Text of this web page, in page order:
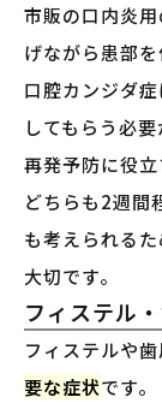
市販の口内炎
げながら患部を
口腔カンジダ
してもらう必
再発予防に役立
どちらも2週間
も考えられる
大切です。
フィステル
フィステルや
要な症状です。